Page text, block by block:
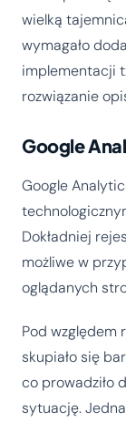
wielką
wymagało
implementacji
rozwiązanie
Google
Google
Dokładniej
możliwe w
oglądanych
Pod względem
skupiało się
co prowadziło
sytuację.